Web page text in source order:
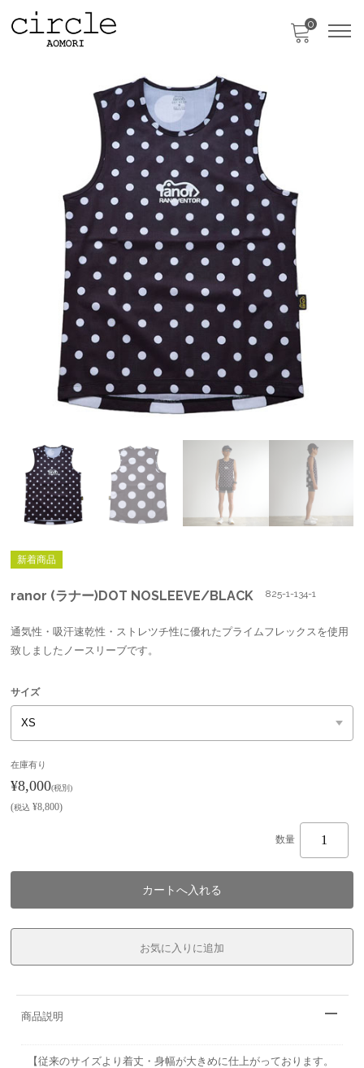
只今、カートに商品はございません。 0
新着商品
ranor (ラナー)DOT NOSLEEVE/BLACK 825-1-134-1
通気性・吸汗速乾性・ストレツチ性に優れたプライムフレックスを使用
致しましたノースリーブです。
サイズ
在庫有り
¥8,000(税別)
(税込 ¥8,800)
数量
商品説明
【従来のサイズより着丈・身幅が大きめに仕上がっております。